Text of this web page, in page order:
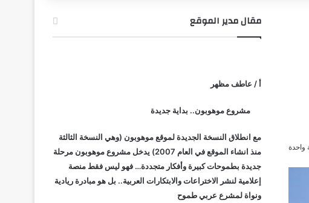
واحدة
مقال مدير الموقع
أ / عاطف مظهر
مشروع موهوبون.. بداية جديدة
مع انطلاق النسخة الجديدة لموقع موهوبون (وهي النسخة الثالثة
منذ انشاء الموقع في العام 2007) يدخل مشروع موهوبون مرحلة
جديدة بطموحات كبيرة وأفكار متجددة… فهو ليس فقط منصة
إعلامية لنشر الاختراعات والابتكارات العربية.. بل هو مبادرة ريادية
ونواة لمشرع عربي طموح